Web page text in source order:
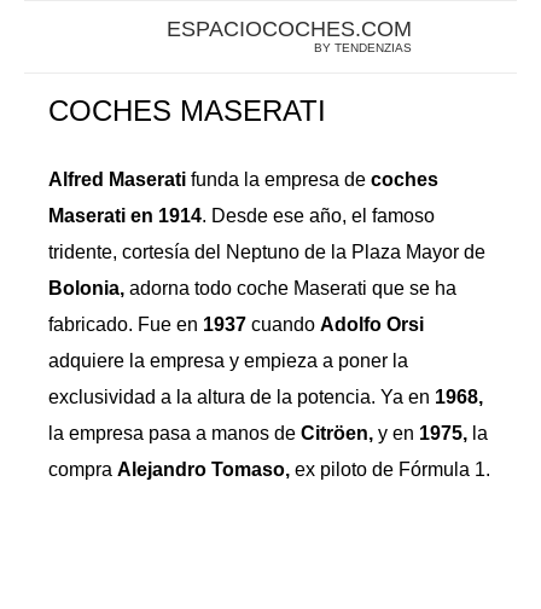
ESPACIOCOCHES.COM
BY TENDENZIAS
COCHES MASERATI
Alfred Maserati funda la empresa de coches
Maserati en 1914. Desde ese año, el famoso
tridente, cortesía del Neptuno de la Plaza Mayor de
Bolonia, adorna todo coche Maserati que se ha
fabricado. Fue en 1937 cuando Adolfo Orsi
adquiere la empresa y empieza a poner la
exclusividad a la altura de la potencia. Ya en 1968,
la empresa pasa a manos de Citröen, y en 1975, la
compra Alejandro Tomaso, ex piloto de Fórmula 1.